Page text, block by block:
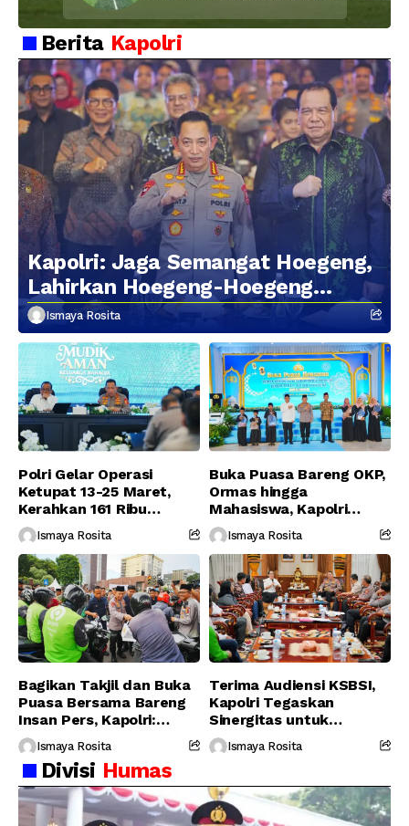
Kebersamaan Personel
Berita Kapolri
Kapolri: Jaga Semangat Hoegeng,
Lahirkan Hoegeng-Hoegeng
Berikutnya
Ismaya Rosita
Polri Gelar Operasi
Ketupat 13-25 Maret,
Kerahkan 161 Ribu
Personel Gabungan
Ismaya Rosita
Buka Puasa Bareng OKP,
Ormas hingga
Mahasiswa, Kapolri
Serukan Jaga
Persatuan-Dukung
Program Pemerintah
Ismaya Rosita
Bagikan Takjil dan Buka
Puasa Bersama Bareng
Insan Pers, Kapolri:
Suara Media Suara
Publik
Ismaya Rosita
Terima Audiensi KSBSI,
Kapolri Tegaskan
Sinergitas untuk
Perjuangkan Hak Buruh
Ismaya Rosita
Divisi Humas